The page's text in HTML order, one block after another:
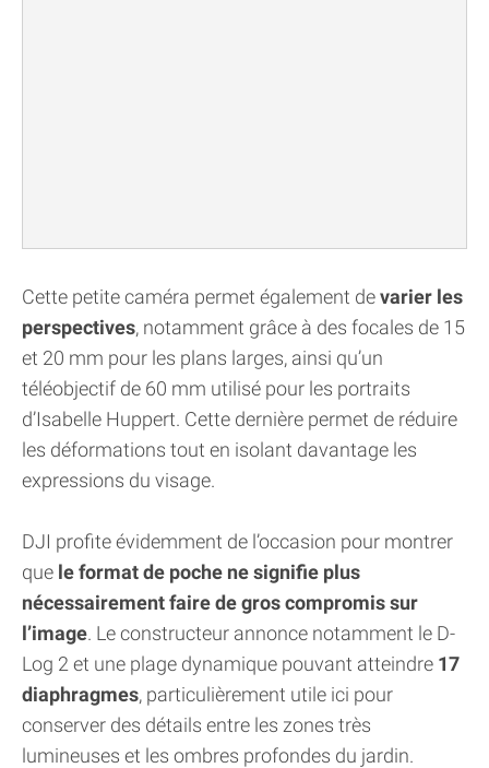
Cette petite caméra permet également devarier les
perspectives, notamment grâce à des focales de 15
et 20 mm pour les plans larges, ainsi qu’un
téléobjectif de 60 mm utilisé pour les portraits
d’Isabelle Huppert. Cette dernière permet de réduire
les déformations tout en isolant davantage les
expressions du visage.
DJI profite évidemment de l’occasion pour montrer
que le format de poche ne signifie plus
nécessairement faire de gros compromis sur
l’image. Le constructeur annonce notamment le D-
Log 2 et une plage dynamique pouvant atteindre 17
diaphragmes, particulièrement utile ici pour
conserver des détails entre les zones très
lumineuses et les ombres profondes du jardin.